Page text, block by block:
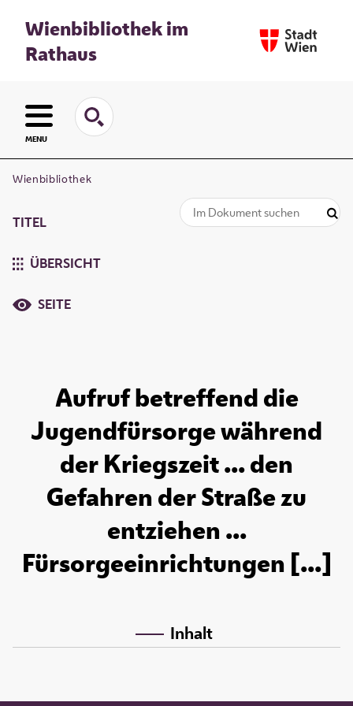
Wienbibliothek im
Rathaus
MENU
Wienbibliothek
TITEL
ÜBERSICHT
SEITE
Aufruf betreffend die
Jugendfürsorge während
der Kriegszeit ... den
Gefahren der Straße zu
entziehen ...
Fürsorgeeinrichtungen [...]
Inhalt